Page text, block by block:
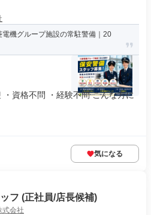
機グループ施設の常駐警備｜20
資格不問 ・経験不問 こんな方に
気になる
フ (正社員/店長候補)
式会社